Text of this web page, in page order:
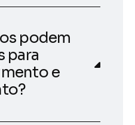
podem
para
e